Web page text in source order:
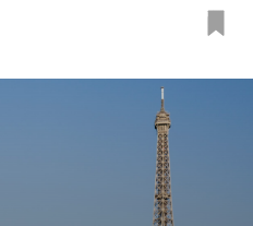
리) 회사, 세일즈포스 CEO 마크 베